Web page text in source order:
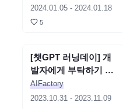
2024.01.05- 2024.01.18
5
세미나 종료
[챗GPT 러닝데이] 개
발자에게 부탁하기 두
려웠던 나머지...(더보
기)-장서연
AIFactory
2023.10.31- 2023.11.09